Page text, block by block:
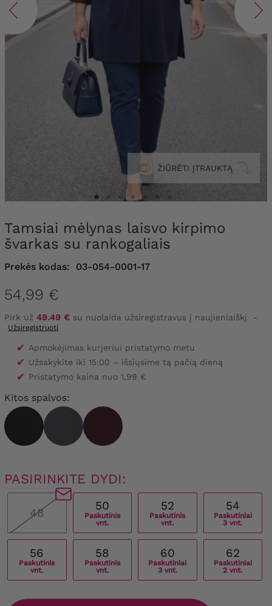
ŽIŪRĖTI ĮTRAUKTĄ
Tamsiai mėlynas laisvo kirpimo
švarkas su rankogaliais
Prekės kodas: 03-054-0001-17
54,99 €
Pirk už 49.49 € su nuolaida užsiregistravus į naujienlaiškį -
Užsiregistruoti
✔ Apmokėjimas kurjeriui pristatymo metu
✔ Užsakykite iki 15:00 – išsiųsime tą pačią dieną
✔ Pristatymo kaina nuo 1,99 €
Kitos spalvos:
PASIRINKITE DYDI:
48
50
Paskutinis
vnt.
52
Paskutinis
vnt.
54
Paskutiniai
3 vnt.
56
Paskutinis
vnt.
58
Paskutinis
vnt.
60
Paskutiniai
3 vnt.
62
Paskutiniai
2 vnt.